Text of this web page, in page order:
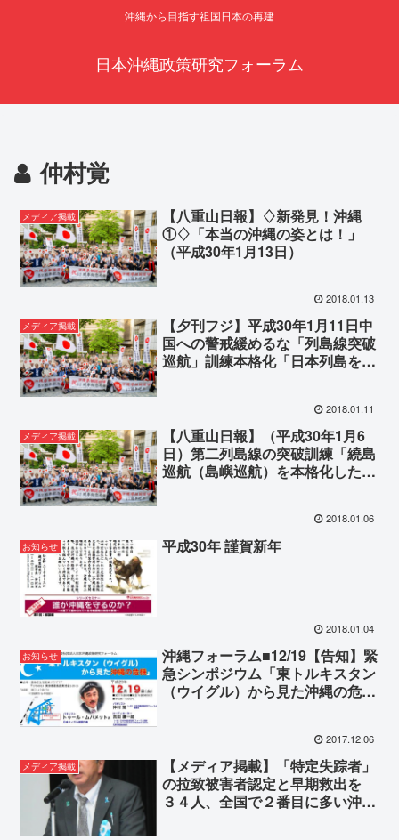
沖縄から目指す祖国日本の再建
日本沖縄政策研究フォーラム
仲村覚
メディア掲載
【八重山日報】♢新発見！沖縄
①♢「本当の沖縄の姿とは！」
（平成30年1月13日）
2018.01.13
メディア掲載
【夕刊フジ】平成30年1月11日中
国への警戒緩めるな「列島線突破
巡航」訓練本格化「日本列島を一
2018.01.11
メディア掲載
【八重山日報】（平成30年1月6
日）第二列島線の突破訓練「繞島
巡航（島嶼巡航）を本格化した中
2018.01.06
お知らせ 平成30年 謹賀新年
2018.01.04
お知らせ
沖縄フォーラム■12/19【告知】緊
急シンポジウム「東トルキスタン
（ウイグル）から見た沖縄の危
2017.12.06
メディア掲載
【メディア掲載】「特定失踪者」
の拉致被害者認定と早期救出を
３４人、全国で２番目に多い沖縄